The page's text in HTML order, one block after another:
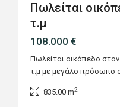
Πωλείται
τ.μ
108.000 €
Πωλείται οικόπεδο
τ.μ με μεγάλο πρόσωπο
835.00 m2